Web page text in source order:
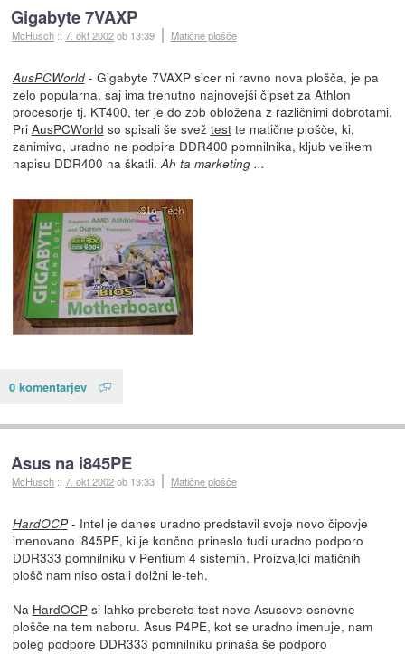
Gigabyte 7VAXP
McHusch ::7. okt 2002ob 13:39 Matične plošče
AusPCWorld- Gigabyte 7VAXP sicer ni ravno nova plošča, je pa
zelo popularna, saj ima trenutno najnovejši čipset za Athlon
procesorje tj. KT400, ter je do zob obložena z različnimi dobrotami.
Pri AusPCWorld so spisali še svež testte matične plošče, ki,
zanimivo, uradno ne podpira DDR400 pomnilnika, kljub velikem
napisu DDR400 na škatli. Ah ta marketing ...
0 komentarjev
Asus na i845PE
McHusch ::7. okt 2002ob 13:33 Matične plošče
HardOCP- Intel je danes uradno predstavil svoje novo čipovje
imenovano i845PE, ki je končno prineslo tudi uradno podporo
DDR333 pomnilniku v Pentium 4 sistemih. Proizvajlci matičnih
plošč nam niso ostali dolžni le-teh.
Na HardOCPsi lahko preberete test nove Asusove osnovne
plošče na tem naboru. Asus P4PE, kot se uradno imenuje, nam
poleg podpore DDR333 pomnilniku prinaša še podporo